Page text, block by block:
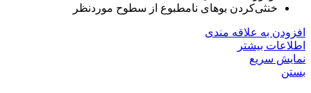
خنثی‌کردن بوهای نامطبوع از سطوح موردنظر
افزودن به علاقه مندی
اطلاعات بیشتر
نمایش سریع
بستن